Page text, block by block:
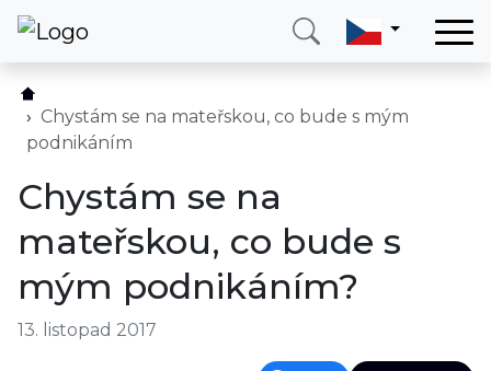
Služby
Země
O nás
Blog
Kontakt
Chystám se na mateřskou, co bude s mým
podnikáním
Chystám se na
mateřskou, co bude s
mým podnikáním?
13. listopad 2017